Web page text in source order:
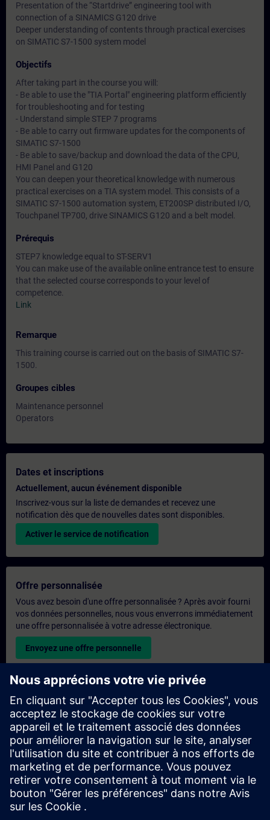
Presentation of the “Startdrive” engineering tool with
connection of a SINAMICS G120 drive
Deeper understanding of contents through practical exercises
on SIMATIC S7-1500 system model
Objectifs
After taking part in the course you will:
- Be able to use the "TIA Portal" engineering platform efficiently
for troubleshooting and for testing
- Understand simple STEP 7 programs
- Be able to carry out firmware updates for the components of
SIMATIC S7-1500
- Be able to save/backup and download the data of the CPU,
HMI Panel and G120
You can deepen your theoretical knowledge with numerous
practical exercises on a TIA system model. This consists of a
SIMATIC S7-1500 automation system, ET200SP distributed I/O,
Touchpanel TP700, drive SINAMICS G120 and a belt model.
Prérequis
STEP7 knowledge equal to ST-SERV1
You can make use of the available online entrance test to ensure
that the selected course corresponds to your level of
competence.
Link
Remarque
This training course is carried out on the basis of SIMATIC S7-
1500.
Groupes cibles
Maintenance personnel
Operators
Dates et inscriptions
Actuellement, aucun événement disponible
Inscrivez-vous sur la liste de demandes et recevez une
notification dès que de nouvelles dates sont disponibles.
Activer le service de notification
Offre personnalisée
Vous avez besoin d'une offre personnalisée ? Après avoir fourni
vos données personnelles, nous vous enverrons immédiatement
une offre personnalisée à votre adresse électronique.
Envoyez une offre personnelle
Demande de formation exclusive
Veuillez remplir le formulaire ci-dessous si vous souhaitez
obtenir un devis pour une formation exclusive, que ce soit sur
site, en ligne ou dans notre centre de formation SITRAIN. Ce
type de demande convient aux groupes plus importants (6
personnes ou plus). Après avoir fourni vos coordonnées et vos
besoins en matière de formation, vous recevrez un devis de
notre part.
Demander un devis exclusif